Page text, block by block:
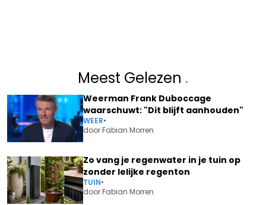
Meest Gelezen .
Weerman Frank Duboccage
waarschuwt: "Dit blijft aanhouden"
WEER•
doorFabian Morren
Zo vang je regenwater in je tuin op
zonder lelijke regenton
TUIN•
doorFabian Morren